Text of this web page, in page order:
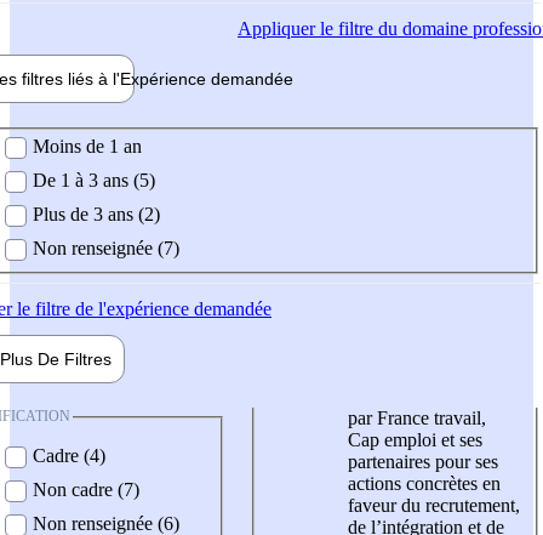
Appliquerle filtre du domaine
filtres liés à l'Expérience demandée
demandée
Moins de 1 an
De 1 à 3 ans (5)
Plus de 3 ans (2)
Non renseignée (7)
le filtre de l'expérience demandée
Plus De Filtres
Cadre (4)
Non cadre (7)
Non renseignée (6)
par France travail,
Cap emploi et ses
partenaires pour ses
actions concrètes en
faveur du recrutement,
de l’intégration et de